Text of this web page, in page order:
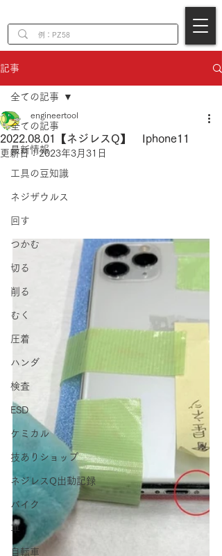
記事
全ての記事
最新情報
工具の豆知識
ネジザウルス
回す
つかむ
切る
削る
むく
圧着
ハンダ
検査
ESD
ケミカル
技ありショップ
ネジレスQ出動記録
バイク
車
自転車
全ての記事
2022.08.01【ネジレスQ】 Iphone11
engineertool
更新日：2023年3月31日